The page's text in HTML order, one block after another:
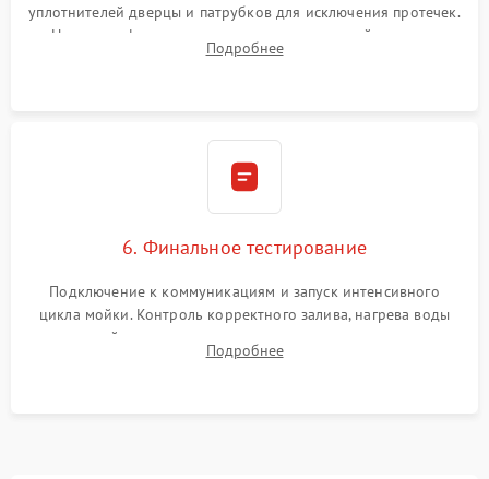
уплотнителей дверцы и патрубков для исключения протечек.
Надежная фиксация хомутов гидравлической системы,
сборка корпуса и установка датчика поплавка.
Подробнее
6. Финальное тестирование
Подключение к коммуникациям и запуск интенсивного
цикла мойки. Контроль корректного залива, нагрева воды
до нужной температуры, отсутствия посторонних шумов,
штатного слива и абсолютной сухости в поддоне.
Подробнее